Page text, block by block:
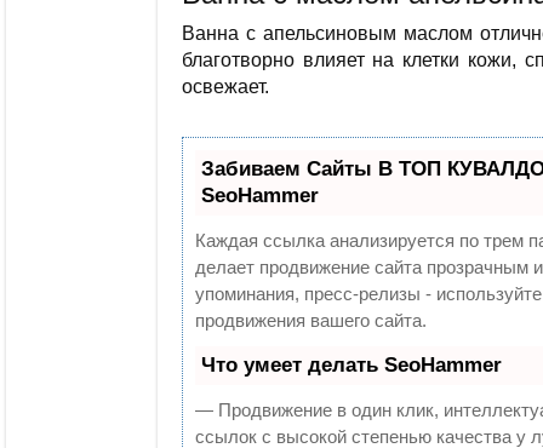
Ванна с апельсиновым маслом
благотворно влияет на клетки кожи,
освежает.
Забиваем Сайты В ТОП
SeoHammer
Каждая ссылка анализируется по трем
делает продвижение сайта прозрачным
упоминания, пресс-релизы -
продвижения вашего сайта.
Что умеет делать SeoHammer
— Продвижение в один клик,
ссылок с высокой степенью качества у